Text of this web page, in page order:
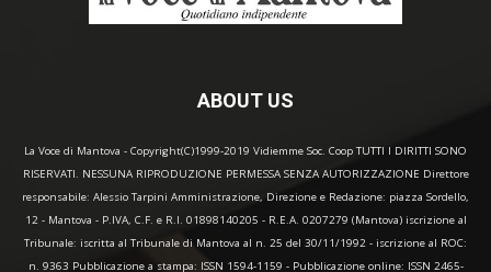
ABOUT US
La Voce di Mantova - Copyright(C)1999-2019 Vidiemme Soc. Coop TUTTI I DIRITTI SONO
RISERVATI. NESSUNA RIPRODUZIONE PERMESSA SENZA AUTORIZZAZIONE Direttore
responsabile: Alessio Tarpini Amministrazione, Direzione e Redazione: piazza Sordello,
12 - Mantova - P.IVA, C.F. e R.I. 01898140205 - R.E.A. 0207279 (Mantova) iscrizione al
Tribunale: iscritta al Tribunale di Mantova al n. 25 del 30/11/1992 - iscrizione al ROC:
n. 9363 Pubblicazione a stampa: ISSN 1594-1159 - Pubblicazione online: ISSN 2465-